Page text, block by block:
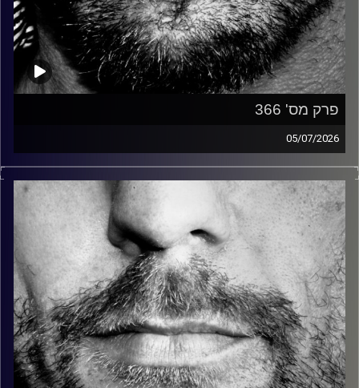
פרק מס' 366
05/07/2026
זיפים, מוזיקה מחוספסת של הופעות חיות. הרבה ג'אם, רוק,
בלוז, bluegrass, ג'אז, Fאנק, פרוגרסיב ואפילו אלקטרוניקה.
כל מה שחי, אמיתי ונושם.
עם שמוליק רגב.
קרדיט תמונות: David Goehring